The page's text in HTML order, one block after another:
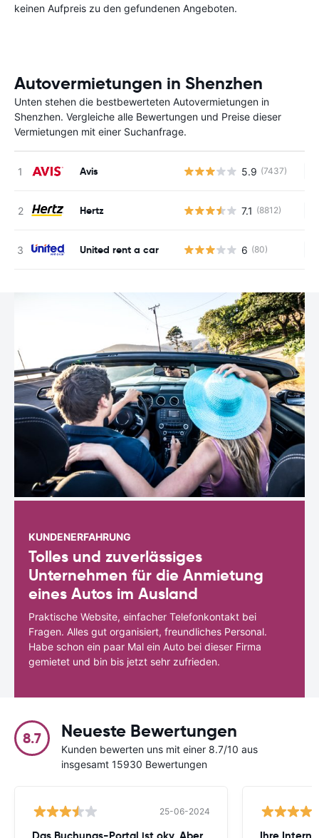
keinen Aufpreis zu den gefundenen Angeboten.
Autovermietungen in Shenzhen
Unten stehen die bestbewerteten Autovermietungen in
Shenzhen. Vergleiche alle Bewertungen und Preise dieser
Vermietungen mit einer Suchanfrage.
Avis 5.9 (7437)
Hertz 7.1 (8812)
United rent a car 6 (80)
KUNDENERFAHRUNG
Tolles und zuverlässiges
Unternehmen für die Anmietung
eines Autos im Ausland
Praktische Website, einfacher Telefonkontakt bei
Fragen. Alles gut organisiert, freundliches Personal.
Habe schon ein paar Mal ein Auto bei dieser Firma
gemietet und bin bis jetzt sehr zufrieden.
8.7 Neueste Bewertungen
Kunden bewerten uns mit einer 8.7/10 aus
insgesamt 15930 Bewertungen
25-06-2024